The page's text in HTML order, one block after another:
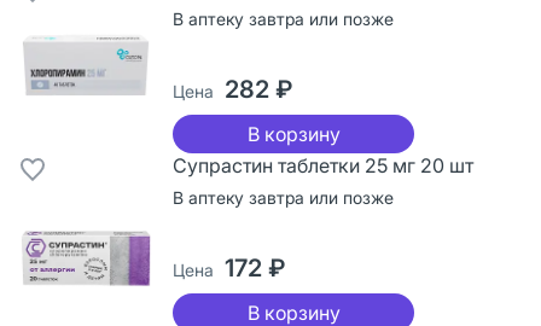
В аптеку завтра или позже
Цена 282 ₽
В корзину
Супрастин таблетки 25 мг 20 шт
В аптеку завтра или позже
Цена 172 ₽
В корзину